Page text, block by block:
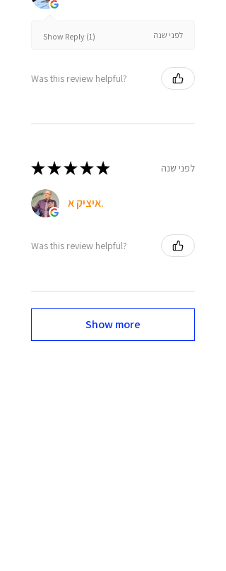
Show Reply (1) לפני שנה
Was this review helpful?
★★★★★ לפני שנה
איציק א.
Was this review helpful?
Show more